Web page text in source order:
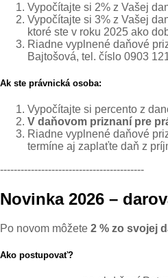
Vypočítajte si 2% z Vašej
Vypočítajte si 3% z Vašej
ktoré ste v roku 2025 ako
Riadne vyplnené daňové
Bajtošová, tel. číslo 0903
Ak ste právnická osoba:
Vypočítajte si percento z
V daňovom priznaní pre
Riadne vyplnené daňové
termíne aj zaplaťte daň z
------------------------------------------
Novinka 2026 –
Po novom môžete 2 % zo svojej
Ako postupovať?